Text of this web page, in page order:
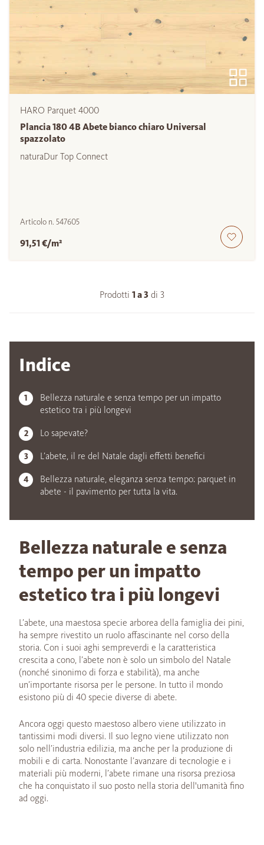
HARO Parquet 4000
Plancia 180 4B Abete bianco chiaro Universal
spazzolato
naturaDur Top Connect
Articolo n. 547605
91,51 €/m²
Prodotti 1 a3 di 3
Indice
Bellezza naturale e senza tempo per un impatto
estetico tra i più longevi
Lo sapevate?
L’abete, il re del Natale dagli effetti benefici
Bellezza naturale, eleganza senza tempo: parquet in
abete - il pavimento per tutta la vita.
Bellezza naturale e senza
tempo per un impatto
estetico tra i più longevi
L’abete, una maestosa specie arborea della famiglia dei pini,
ha sempre rivestito un ruolo affascinante nel corso della
storia. Con i suoi aghi sempreverdi e la caratteristica
crescita a cono, l’abete non è solo un simbolo del Natale
(nonché sinonimo di forza e stabilità), ma anche
un’importante risorsa per le persone. In tutto il mondo
esistono più di 40 specie diverse di abete.
Ancora oggi questo maestoso albero viene utilizzato in
tantissimi modi diversi. Il suo legno viene utilizzato non
solo nell’industria edilizia, ma anche per la produzione di
mobili e di carta. Nonostante l’avanzare di tecnologie e i
materiali più moderni, l’abete rimane una risorsa preziosa
che ha conquistato il suo posto nella storia dell'umanità fino
ad oggi.